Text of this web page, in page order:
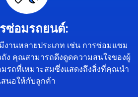
ซ่อมรถยนต์:
านหลายประเภท เช่น การซ่อมแซม
ถัง คุณสามารถดึงดูดความสนใจของผู้
รถที่เหมาะสมซึ่งแสดงถึงสิ่งที่คุณนำ
สนอให้กับลูกค้า